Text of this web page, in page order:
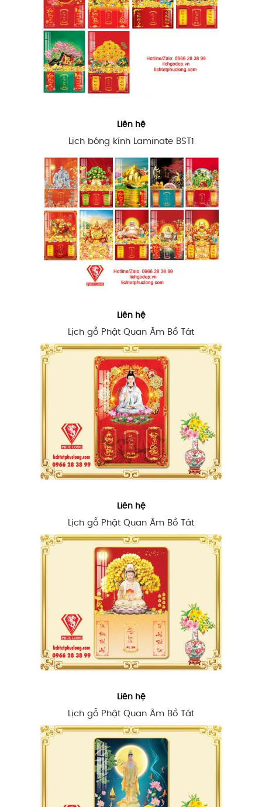
Liên hệ
Lịch bóng kính Laminate BST1
Liên hệ
Lịch gỗ Phật Quan Âm Bồ Tát
Liên hệ
Lịch gỗ Phật Quan Âm Bồ Tát
Liên hệ
Lịch gỗ Phật Quan Âm Bồ Tát